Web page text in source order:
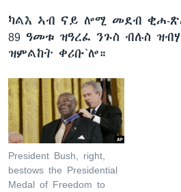
ካልእ ኣብ ናይ ሎሚ መደብ ቂሐ-
89 ዓመቱ ዝዓረፈ ንጉስ ብሉስ
ዝምልከት ቀሪቡ`ሎ።
President Bush, right,
bestows the Presidential
Medal of Freedom to